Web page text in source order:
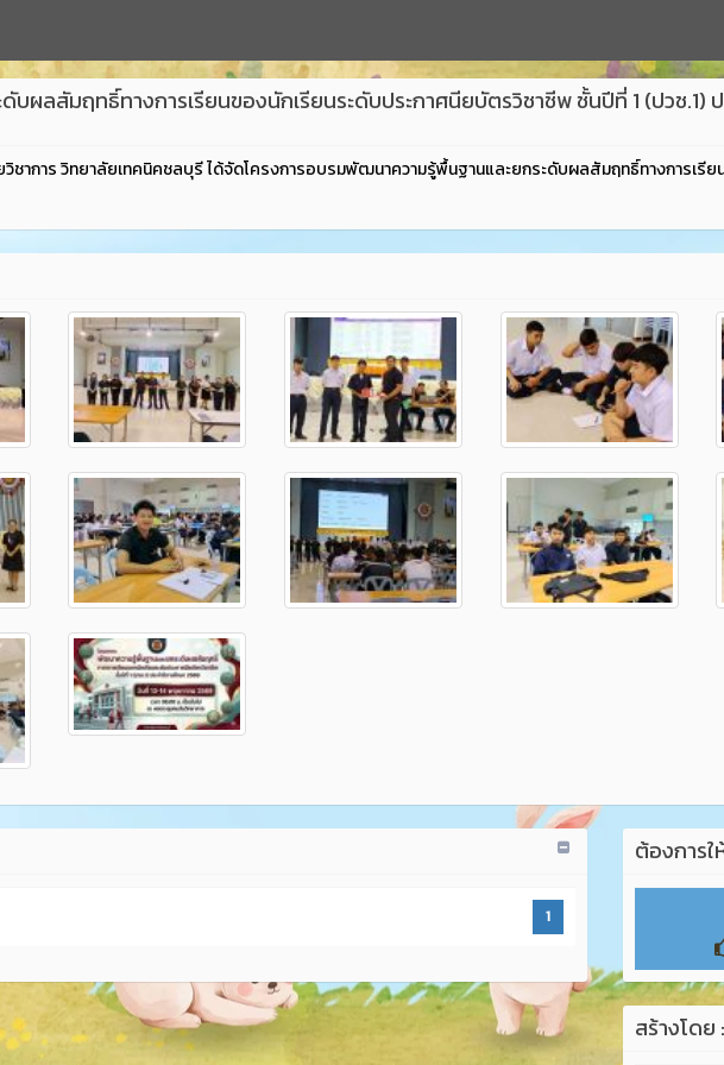
ผลสัมฤทธิ์ทางการเรียนของนักเรียนระดับประกาศนียบัตรวิชาชีพ ชั้นปีที่ 1 (ปวช.1)
วิชาการ วิทยาลัยเทคนิคชลบุรี ได้จัดโครงการอบรมพัฒนาความรู้พื้นฐานและยกระดับผลสัมฤทธิ์ทางการเรีย
1
ต้องการ
สร้างโดย :